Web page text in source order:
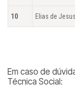
10 Elias de
Em caso de
Técnica Social: